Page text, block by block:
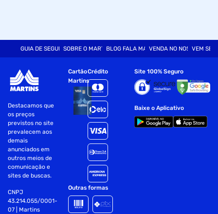
Modo de Uso:
Com os cabelos úmidos, aplique o mousse para cabelo nas
mãos e distribua uniformemente do comprimento às
pontas. Modele os fios com as mãos ou utilize um difusor
para potencializar a definição
Para revitalizar no day after, reaplique o mousse de cabelo
nos fios levemente úmidos, amassando suavemente para
reativar a definição
Recomendamos que use Mousse Definidor Definição
Natural 240ml para finalizar o seu cabelo
Fornecedor: Cimex Dist Salon Line
Especificações
GUIA DE SEGURANÇASOBRE O MARTINSBLOG FALA MARTVENDA NO NOSSO SITE
VEM SER
Destacamos que
os preços
previstos no site
prevalecem aos
demais
anunciados em
outros meios de
comunicação e
sites de buscas.
CNPJ
43.214.055/0001-
07 | Martins
Cartão
Martins
Crédito
Outras formas
Site 100% Seguro
Baixe o Aplicativo